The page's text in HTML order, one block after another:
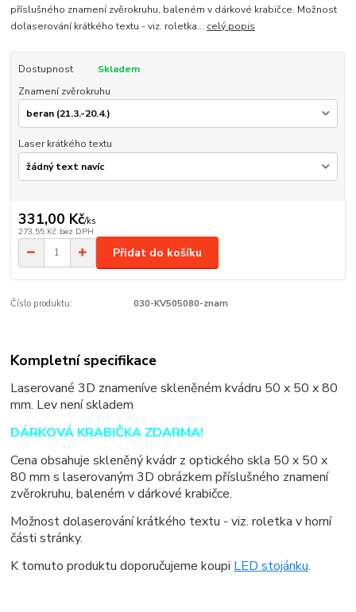
příslušného znamení zvěrokruhu, baleném v dárkové krabičce. Možnost
dolaserování krátkého textu - viz. roletka... celý popis
Dostupnost
Skladem
Znamení zvěrokruhu
Laser krátkého textu
331,00 Kč/ks
273,55 Kč bez DPH
Přidat do košíku
Číslo produktu: 030-KV505080-znam
Kompletní specifikace
Laserované 3D znameníve skleněném kvádru 50 x 50 x 80
mm. Lev není skladem
DÁRKOVÁ KRABIČKA ZDARMA!
Cena obsahuje skleněný kvádr z optického skla 50 x 50 x
80 mm s laserovaným 3D obrázkem příslušného znamení
zvěrokruhu, baleném v dárkové krabičce.
Možnost dolaserování krátkého textu - viz. roletka v horní
části stránky.
K tomuto produktu doporučujeme koupi LED stojánku.